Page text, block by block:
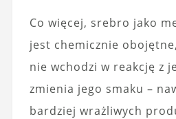
Co więcej, srebro jako
jest chemicznie
nie wchodzi w reakcję z
zmienia jego smaku –
bardziej wrażliwych